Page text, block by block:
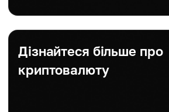
Дізнайтеся більше про
криптовалюту